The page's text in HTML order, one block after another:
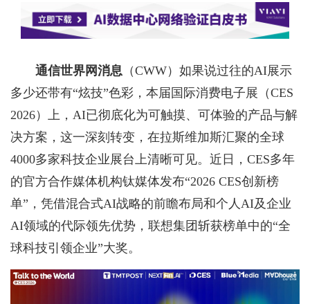
通信世界网消息 （CWW） 如果说过往的AI展示
多少还带有“炫技”色彩，本届国际消费电子展（CES
2026）上，AI已彻底化为可触摸、可体验的产品与解
决方案，这一深刻转变，在拉斯维加斯汇聚的全球
4000多家科技企业展台上清晰可见。近日，CES多年
的官方合作媒体机构钛媒体发布“2026 CES创新榜
单”，凭借混合式AI战略的前瞻布局和个人AI及企业
AI领域的代际领先优势，联想集团斩获榜单中的“全
球科技引领企业”大奖。